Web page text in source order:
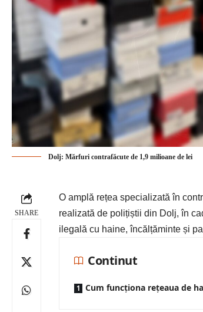
Dolj: Mărfuri contrafăcute de 1,9 milioane de lei
SHARE
O amplă rețea specializată în
realizată de polițiștii din Dolj, în
ilegală cu haine, încălțăminte și
Continut
Cum funcționa rețeaua de